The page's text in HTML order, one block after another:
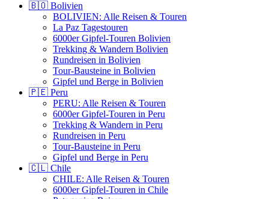
🇧🇴 Bolivien
BOLIVIEN: Alle Reisen & Touren
La Paz Tagestouren
6000er Gipfel-Touren Bolivien
Trekking & Wandern Bolivien
Rundreisen in Bolivien
Tour-Bausteine in Bolivien
Gipfel und Berge in Bolivien
🇵🇪 Peru
PERU: Alle Reisen & Touren
6000er Gipfel-Touren in Peru
Trekking & Wandern in Peru
Rundreisen in Peru
Tour-Bausteine in Peru
Gipfel und Berge in Peru
🇨🇱 Chile
CHILE: Alle Reisen & Touren
6000er Gipfel-Touren in Chile